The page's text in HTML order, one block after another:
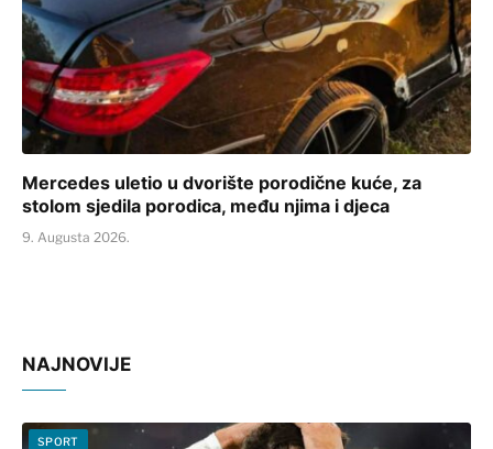
Mercedes uletio u dvorište porodične kuće, za
stolom sjedila porodica, među njima i djeca
9. Augusta 2026.
NAJNOVIJE
SPORT